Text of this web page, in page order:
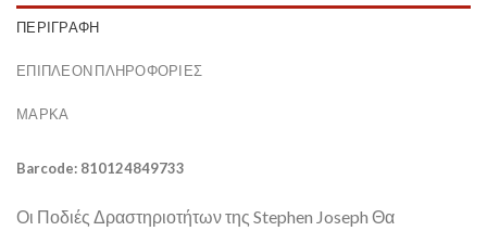
ΠΕΡΙΓΡΑΦΉ
ΕΠΙΠΛΈΟΝ ΠΛΗΡΟΦΟΡΊΕΣ
ΜΆΡΚΑ
Barcode: 810124849733
Οι Ποδιές Δραστηριοτήτων της Stephen Joseph Θα